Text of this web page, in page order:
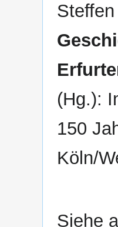
(Hg.):
150
Köln/
Siehe